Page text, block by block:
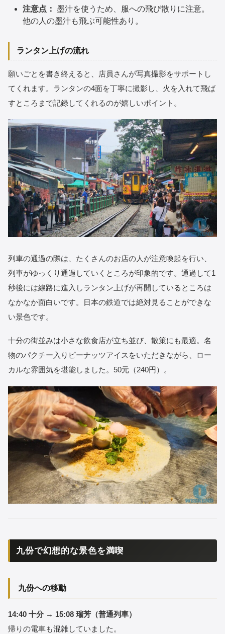
注意点： 墨汁を使うため、服への飛び散りに注意。
他の人の墨汁も飛ぶ可能性あり。
ランタン上げの流れ
願いごとを書き終えると、店員さんが写真撮影をサポートし
てくれます。ランタンの4面を丁寧に撮影し、火を入れて飛ば
すところまで記録してくれるのが嬉しいポイント。
列車の通過の際は、たくさんのお店の人が注意喚起を行い、
列車がゆっくり通過していくところが印象的です。通過して1
秒後には線路に進入しランタン上げが再開しているところは
なかなか面白いです。日本の鉄道では絶対見ることができな
い景色です。
十分の街並みは小さな飲食店が立ち並び、散策にも最適。名
物のパクチー入りピーナッツアイスをいただきながら、ロー
カルな雰囲気を堪能しました。50元（240円）。
九份で幻想的な景色を満喫
九份への移動
14:40 十分 → 15:08 瑞芳（普通列車）
帰りの電車も混雑していました。